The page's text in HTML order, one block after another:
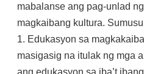
mabalanse ang pag-unlad
magkaibang kultura.
1. Edukasyon sa
masigasig na itulak ng mga